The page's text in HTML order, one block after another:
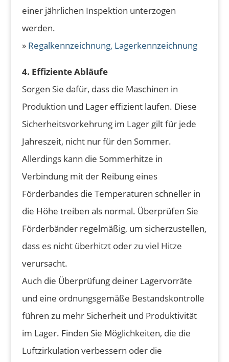
einer jährlichen Inspektion unterzogen
werden.
»Regalkennzeichnung, Lagerkennzeichnung
4. Effiziente Abläufe
Sorgen Sie dafür, dass die Maschinen in
Produktion und Lager effizient laufen. Diese
Sicherheitsvorkehrung im Lager gilt für jede
Jahreszeit, nicht nur für den Sommer.
Allerdings kann die Sommerhitze in
Verbindung mit der Reibung eines
Förderbandes die Temperaturen schneller in
die Höhe treiben als normal. Überprüfen Sie
Förderbänder regelmäßig, um sicherzustellen,
dass es nicht überhitzt oder zu viel Hitze
verursacht.
Auch die Überprüfung deiner Lagervorräte
und eine ordnungsgemäße Bestandskontrolle
führen zu mehr Sicherheit und Produktivität
im Lager. Finden Sie Möglichkeiten, die die
Luftzirkulation verbessern oder die